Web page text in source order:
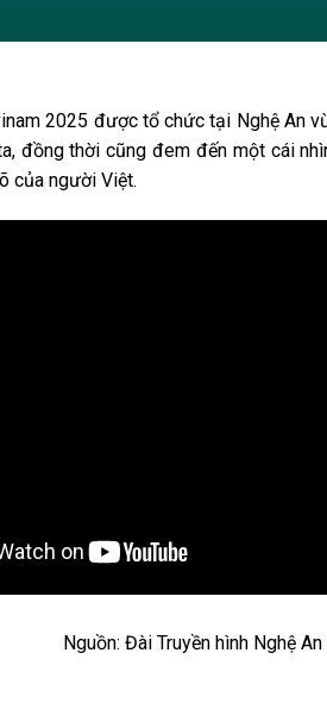
2025 được tổ chức tại Nghệ An
đồng thời cũng đem đến một cái
của người Việt.
Nguồn: Đài Truyền hình Nghệ An